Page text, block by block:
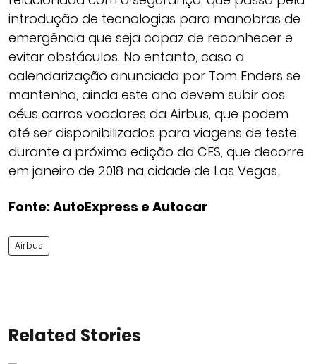
introdução de tecnologias para manobras de
emergência que seja capaz de reconhecer e
evitar obstáculos. No entanto, caso a
calendarização anunciada por Tom Enders se
mantenha, ainda este ano devem subir aos
céus carros voadores da Airbus, que podem
até ser disponibilizados para viagens de teste
durante a próxima edição da CES, que decorre
em janeiro de 2018 na cidade de Las Vegas.
Fonte: AutoExpress e Autocar
Airbus
Related Stories